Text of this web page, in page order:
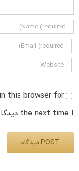
this browser for
the next time I دیدگاه.